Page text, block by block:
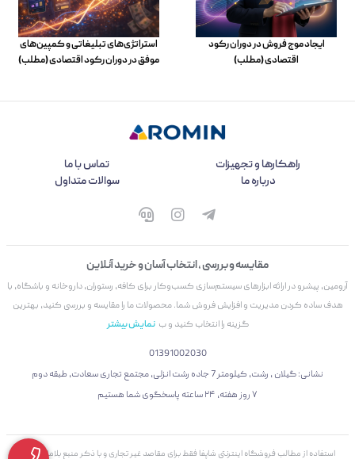
ایجاد موج فروش در دوران رکود
اقتصادی (مطلب)
استراتژی‌های تبلیغاتی و کمپین‌های
موفق در دوران رکود اقتصادی (مطلب)
راهکارها و تجهیزات
تماس با ما
درباره ما
سوالات متداول
مقایسه و بررسی ، انتخاب آسان و خرید آنلاین
آرومین، پیشرو در ارائه ابزارهای سیستم‌سازی کسب‌وکار برای کافه، رستوران، داروخانه و باشگاه، با
هدف ساده کردن مدیریت و افزایش فروش شما. محصولات ما را مقایسه و بررسی کنید، بهترین
گزینه را انتخاب کنید و ب نمایش بیشتر
01391002030
نشانی: گیلان ، رشت، کیلومتر 7 جاده رشت انزلی، مجتمع تجاری سعادت، طبقه دوم
۷ روز هفته، ۲۴ ساعته پاسخگوی شما هستیم
استفاده از مطالب فروشگاه اینترنتی شاپفا فقط برای مقاصد غیر تجاری و با ذکر منبع بلامانع است.